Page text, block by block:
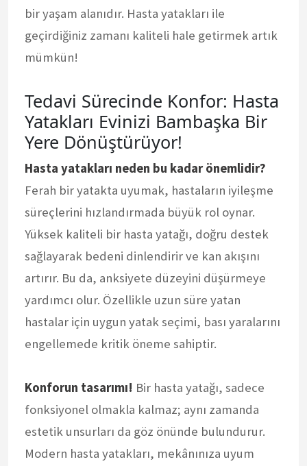
bir yaşam alanıdır. Hasta yatakları ile
geçirdiğiniz zamanı kaliteli hale getirmek artık
mümkün!
Tedavi Sürecinde Konfor: Hasta
Yatakları Evinizi Bambaşka Bir
Yere Dönüştürüyor!
Hasta yatakları neden bu kadar önemlidir?
Ferah bir yatakta uyumak, hastaların iyileşme
süreçlerini hızlandırmada büyük rol oynar.
Yüksek kaliteli bir hasta yatağı, doğru destek
sağlayarak bedeni dinlendirir ve kan akışını
artırır. Bu da, anksiyete düzeyini düşürmeye
yardımcı olur. Özellikle uzun süre yatan
hastalar için uygun yatak seçimi, bası yaralarını
engellemede kritik öneme sahiptir.
Konforun tasarımı! Bir hasta yatağı, sadece
fonksiyonel olmakla kalmaz; aynı zamanda
estetik unsurları da göz önünde bulundurur.
Modern hasta yatakları, mekânınıza uyum